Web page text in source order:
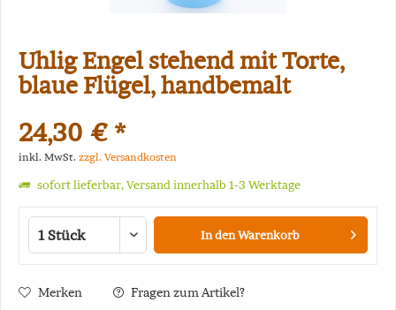
Uhlig Engel stehend mit Torte,
blaue Flügel, handbemalt
24,30 € *
inkl. MwSt. zzgl. Versandkosten
sofort lieferbar, Versand innerhalb 1-3 Werktage
In denWarenkorb
Merken Fragen zum Artikel?